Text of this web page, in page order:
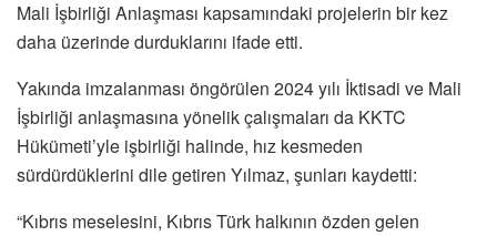
Mali İşbirliği Anlaşması kapsamındaki projelerin bir kez
daha üzerinde durduklarını ifade etti.
Yakında imzalanması öngörülen 2024 yılı İktisadi ve Mali
İşbirliği anlaşmasına yönelik çalışmaları da KKTC
Hükümeti’yle işbirliği halinde, hız kesmeden
sürdürdüklerini dile getiren Yılmaz, şunları kaydetti:
“Kıbrıs meselesini, Kıbrıs Türk halkının özden gelen